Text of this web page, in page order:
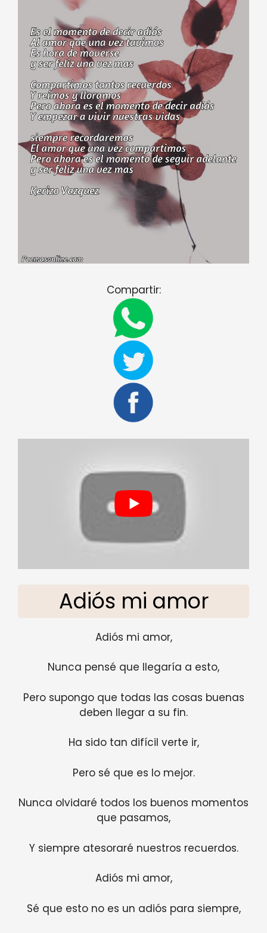
Compartir:
Adiós mi amor
Adiós mi amor,
Nunca pensé que llegaría a esto,
Pero supongo que todas las cosas buenas
deben llegar a su fin.
Ha sido tan difícil verte ir,
Pero sé que es lo mejor.
Nunca olvidaré todos los buenos momentos
que pasamos,
Y siempre atesoraré nuestros recuerdos.
Adiós mi amor,
Sé que esto no es un adiós para siempre,